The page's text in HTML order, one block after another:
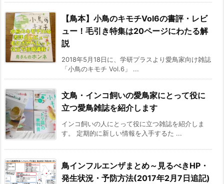
【鳥本】小鳥のキモチVol6の書評・レビ
ュー！毛引き特集は20ページにわたる解
説
2018年5月18日に、学研プラスより愛鳥家向け雑誌
「小鳥のキモチ Vol.6」 ...
文鳥・インコ飼いの愛鳥家にとって役に
立つ愛鳥雑誌を紹介します
インコ飼いの人にとって役に立つ雑誌を紹介しま
す。 定期的に新しい情報を入手するた ...
鳥インフルエンザまとめ～見るべきHP・
発生状況・予防方法(2017年2月7日追記)